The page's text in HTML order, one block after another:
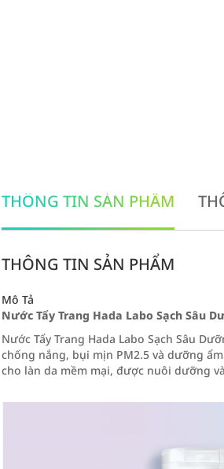
THÔNG TIN SẢN PHẨM
THÔNG TIN SẢN PHẨM
Mô Tả
Nước Tẩy Trang Hada Labo Sạch Sâu
Nước Tẩy Trang Hada Labo Sạch Sâu
chống nắng, bụi mịn PM2.5 và dưỡng
cho làn da mềm mại, được nuôi dưỡng